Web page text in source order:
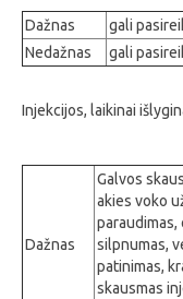
Dažnas
gali
Nedažnas
gali
Injekcijos, laikinai
Dažnas
Galvos
akies voko
silpnumas,
patinimas,
skausmas